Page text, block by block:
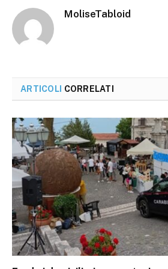
MoliseTabloid
ARTICOLI CORRELATI